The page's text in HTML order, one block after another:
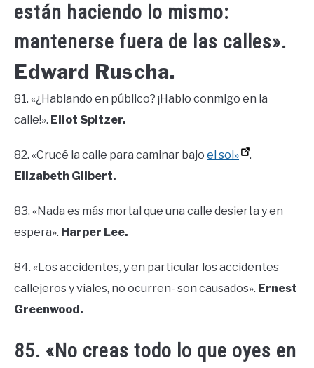
están haciendo lo mismo:
mantenerse fuera de las calles».
Edward Ruscha.
81. «¿Hablando en público? ¡Hablo conmigo en la
calle!». Eliot Spitzer.
82. «Crucé la calle para caminar bajo el sol»
.
Elizabeth Gilbert.
83. «Nada es más mortal que una calle desierta y en
espera». Harper Lee.
84. «Los accidentes, y en particular los accidentes
callejeros y viales, no ocurren- son causados». Ernest
Greenwood.
85. «No creas todo lo que oyes en